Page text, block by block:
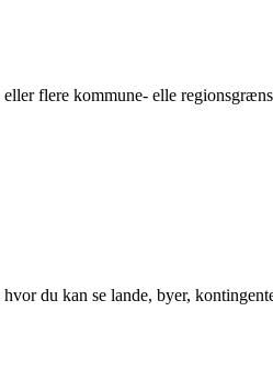
flere kommune- elle
du kan se lande, byer,